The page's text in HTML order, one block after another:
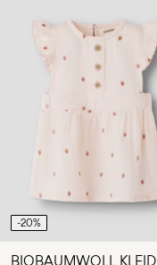
-20%
BIOBAUMWOLL KLEID